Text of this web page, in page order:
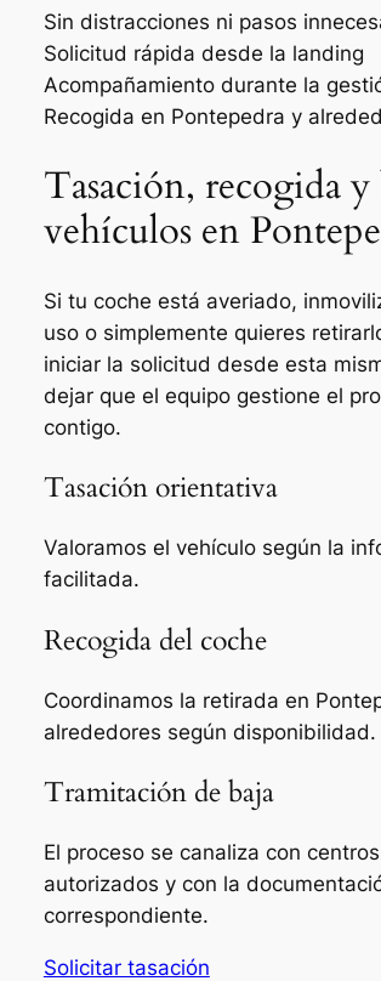
Sin distracciones ni pasos
Solicitud rápida desde la landing
Acompañamiento durante la
Recogida en Pontepedra y
Tasación, recogida y
vehículos en
Si tu coche está averiado,
uso o simplemente quieres
iniciar la solicitud desde esta
dejar que el equipo gestione el
contigo.
Tasación orientativa
Valoramos el vehículo según la
facilitada.
Recogida del coche
Coordinamos la retirada en
alrededores según disponibilidad.
Tramitación de baja
El proceso se canaliza con centros
autorizados y con la
correspondiente.
Solicitar tasación